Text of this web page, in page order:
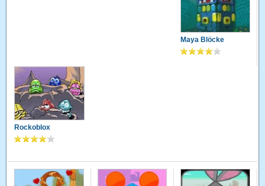
Maya Blöcke
Rockoblox